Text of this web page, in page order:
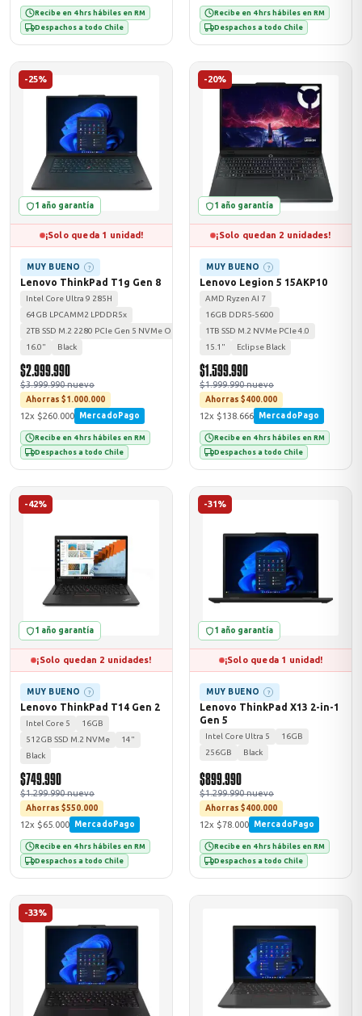
Recibe en 4 hrs hábiles en RM
Despachos a todo Chile
Recibe en 4 hrs hábiles en RM
Despachos a todo Chile
-25%
1 año garantía
¡Solo queda 1 unidad!
MUY BUENO ?
Lenovo ThinkPad T1g Gen 8
Intel Core Ultra 9 285H
64GB LPCAMM2 LPDDR5x
2TB SSD M.2 2280 PCIe Gen 5 NVMe Opal 2.0
16.0"
Black
$2.999.990
$3.999.990 nuevo
Ahorras $1.000.000
12x $260.000 MercadoPago
Recibe en 4 hrs hábiles en RM
Despachos a todo Chile
-20%
1 año garantía
¡Solo quedan 2 unidades!
MUY BUENO ?
Lenovo Legion 5 15AKP10
AMD Ryzen AI 7
16GB DDR5-5600
1TB SSD M.2 NVMe PCIe 4.0
15.1"
Eclipse Black
$1.599.990
$1.999.990 nuevo
Ahorras $400.000
12x $138.666 MercadoPago
Recibe en 4 hrs hábiles en RM
Despachos a todo Chile
-42%
1 año garantía
¡Solo quedan 2 unidades!
MUY BUENO ?
Lenovo ThinkPad T14 Gen 2
Intel Core 5
16GB
512GB SSD M.2 NVMe
14"
Black
$749.990
$1.299.990 nuevo
Ahorras $550.000
12x $65.000 MercadoPago
Recibe en 4 hrs hábiles en RM
Despachos a todo Chile
-31%
1 año garantía
¡Solo queda 1 unidad!
MUY BUENO ?
Lenovo ThinkPad X13 2-in-1
Gen 5
Intel Core Ultra 5
16GB
256GB
Black
$899.990
$1.299.990 nuevo
Ahorras $400.000
12x $78.000 MercadoPago
Recibe en 4 hrs hábiles en RM
Despachos a todo Chile
-33%